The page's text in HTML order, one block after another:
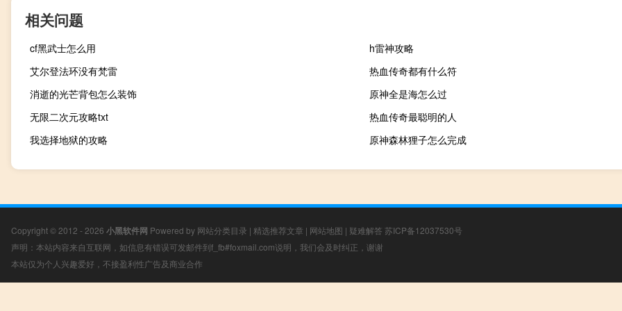
相关问题
cf黑武士怎么用
h雷神攻略
艾尔登法环没有梵雷
热血传奇都有什么符
消逝的光芒背包怎么装饰
原神全是海怎么过
无限二次元攻略txt
热血传奇最聪明的人
我选择地狱的攻略
原神森林狸子怎么完成
Copyright © 2012 - 2026 小黑软件网 Powered by 网站分类目录 | 精选推荐文章 | 网站地图 | 疑难解答 苏ICP备12037530号
声明：本站内容来自互联网，如信息有错误可发邮件到f_fb#foxmail.com说明，我们会及时纠正，谢谢
本站仅为个人兴趣爱好，不接盈利性广告及商业合作